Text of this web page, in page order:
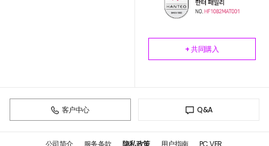
+ 共同購入
客户中心 Q&A
公司简介 服务条款 隐私政策 用户指南 PC VER.